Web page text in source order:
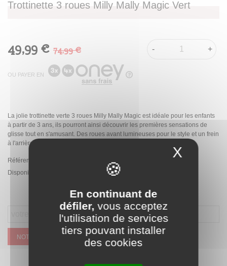
Trottinette 3 roues Milly Mally Magic Vert
49,99 € 74,99 €
OU PAYER EN
- +
La jolie trottinette verte 3 roues Milly Mally Magic est idéale pour les enfants
à partir de 3 ans, ils pourront ainsi découvrir les premières sensations de
glisse tout en s'amusant. Des roues avant lumineuses pour le style et un frein
à l'arrière pour la sécurité.
Référence:
Disponibilité :
Rupture de stock temporaire
NOTIFIEZ MOI QUAND CE SERA DISPONIBLE
En continuant de
défiler, vous acceptez
l'utilisation de services
tiers pouvant installer
des cookies
X